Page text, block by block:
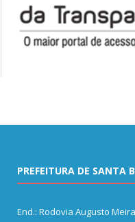
PREFEITURA DE SANTA
End.: Rodovia Augusto